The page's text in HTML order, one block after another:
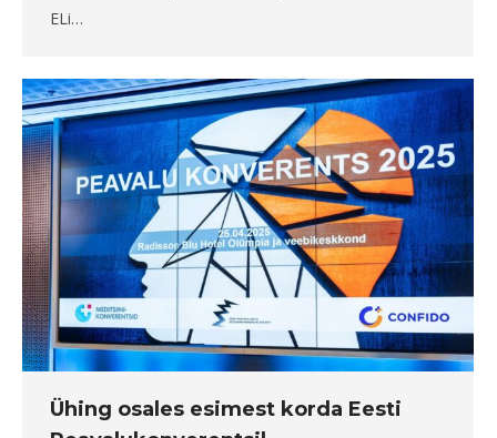
ELi…
Ühing osales esimest korda Eesti